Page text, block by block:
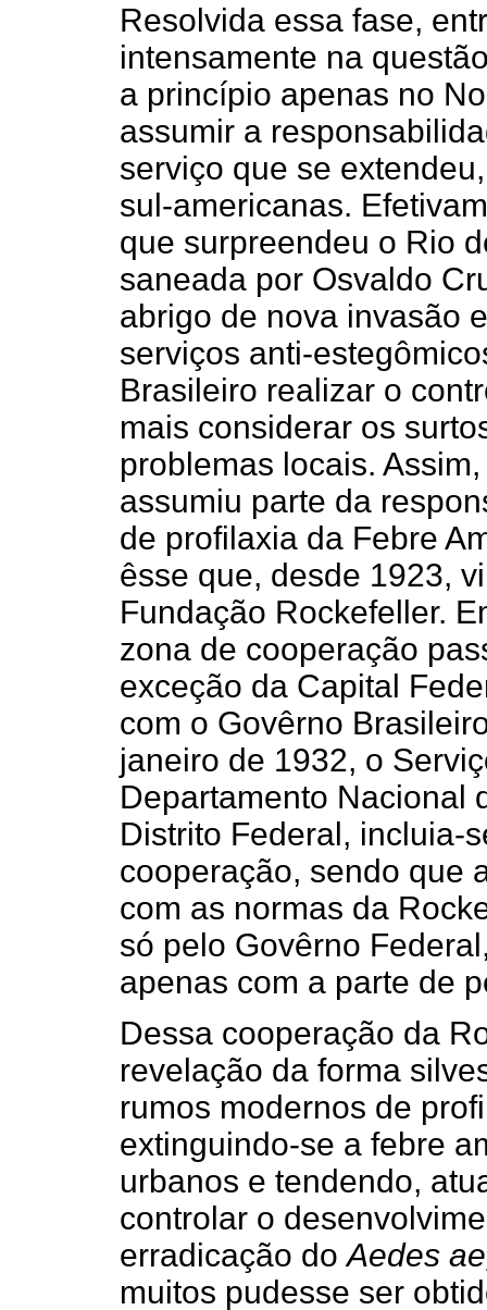
Resolvida essa fase,
intensamente na
a princípio apenas no
assumir a
serviço que se
sul-americanas.
que surpreendeu o Rio
saneada por Osvaldo
abrigo de nova invasão
serviços anti-
Brasileiro realizar o
mais considerar os
problemas locais.
assumiu parte da
de profilaxia da Febre
êsse que, desde 1923,
Fundação Rockefeller.
zona de cooperação
exceção da Capital
com o Govêrno
janeiro de 1932, o
Departamento Nacional
Distrito Federal, incluia-
cooperação, sendo que
com as normas da
só pelo Govêrno
apenas com a parte de
Dessa cooperação da
revelação da forma
rumos modernos de
extinguindo-se a febre
urbanos e tendendo,
controlar o
erradicação doAedes
muitos pudesse ser